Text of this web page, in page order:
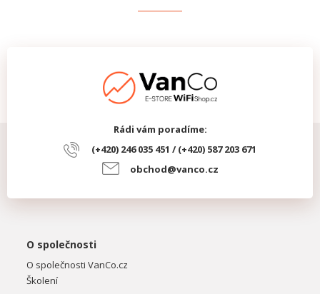
Rádi vám poradíme:
(+420) 246 035 451 / (+420) 587 203 671
obchod@vanco.cz
O společnosti
O společnosti VanCo.cz
Školení